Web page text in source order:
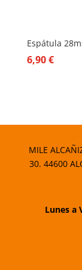
Espátula
6,90€
MILE
30. 44600
Lunes a